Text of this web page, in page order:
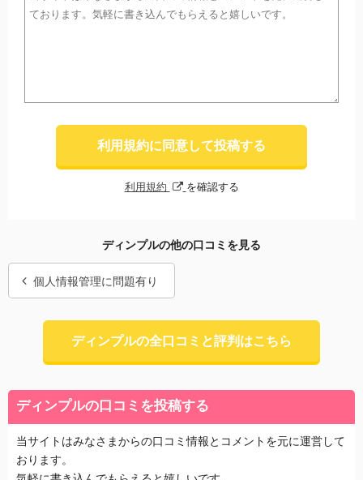
利用規約に同意して投稿する
利用規約 を確認する
ディンプルの他の口コミを見る
個人情報管理に問題有り
ディンプルの全口コミと評判はこちら
ディンプルの口コミを投稿する
当サイトはみなさまからの口コミ情報とコメントを元に運営して
おります。